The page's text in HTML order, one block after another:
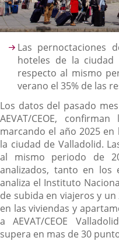
Descripción
Las pernoctaciones
hoteles de la ciudad
respecto al mismo
verano el 35% de las
Los datos del pasado
AEVAT/CEOE,
marcando el año 2025
la ciudad de Valladolid.
al mismo periodo de
analizados, tanto en los
analiza el Instituto
de subida en viajeros y
en las viviendas y
a AEVAT/CEOE
supera en mas de 30